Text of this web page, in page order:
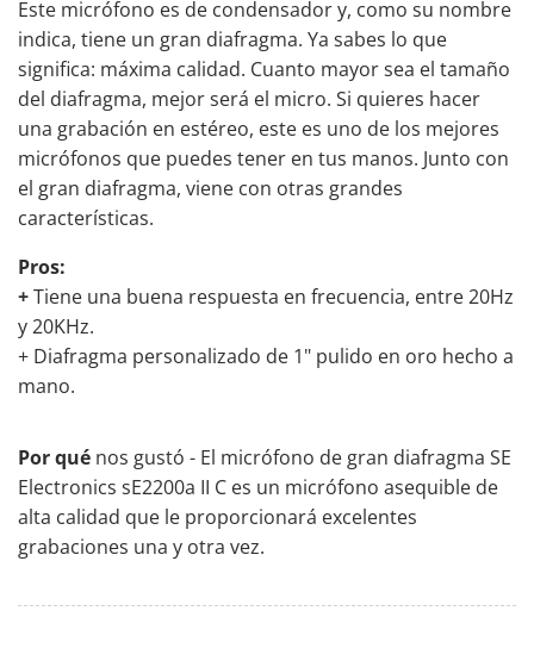
Este micrófono es de condensador y, como su nombre
indica, tiene un gran diafragma. Ya sabes lo que
significa: máxima calidad. Cuanto mayor sea el tamaño
del diafragma, mejor será el micro. Si quieres hacer
una grabación en estéreo, este es uno de los mejores
micrófonos que puedes tener en tus manos. Junto con
el gran diafragma, viene con otras grandes
características.
Pros:
+Tiene una buena respuesta en frecuencia, entre 20Hz
y 20KHz.
+ Diafragma personalizado de 1" pulido en oro hecho a
mano.
Por qué nos gustó - El micrófono de gran diafragma SE
Electronics sE2200a II C es un micrófono asequible de
alta calidad que le proporcionará excelentes
grabaciones una y otra vez.